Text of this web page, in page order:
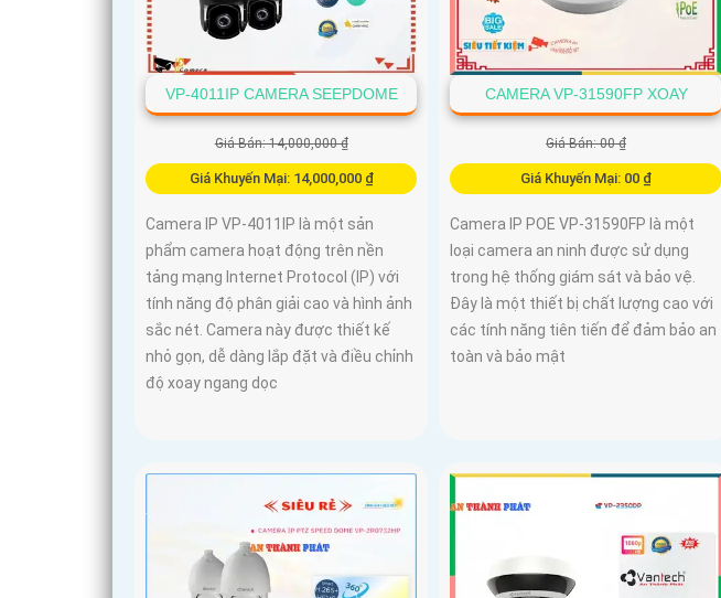
VP-4011IP CAMERA SEEPDOME
Giá Bán: 14,000,000 ₫
Giá Khuyến Mại: 14,000,000 ₫
Camera IP VP-4011IP là một sản
phẩm camera hoạt động trên nền
tảng mạng Internet Protocol (IP) với
tính năng độ phân giải cao và hình ảnh
sắc nét. Camera này được thiết kế
nhỏ gọn, dễ dàng lắp đặt và điều chỉnh
độ xoay ngang dọc
CAMERA VP-31590FP XOAY
Giá Bán: 00 ₫
Giá Khuyến Mại: 00 ₫
Camera IP POE VP-31590FP là một
loại camera an ninh được sử dụng
trong hệ thống giám sát và bảo vệ.
Đây là một thiết bị chất lượng cao với
các tính năng tiên tiến để đảm bảo an
toàn và bảo mật